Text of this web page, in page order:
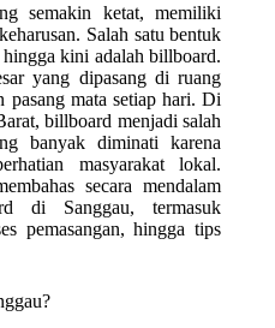
semakin ketat, memiliki
Salah satu bentuk
kini adalah billboard.
yang dipasang di ruang
mata setiap hari. Di
billboard menjadi salah
banyak diminati karena
masyarakat lokal.
secara mendalam
di Sanggau, termasuk
pemasangan, hingga tips